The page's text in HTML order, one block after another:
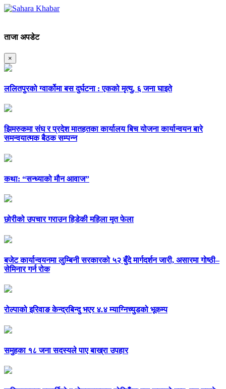
ताजा अपडेट
×
ललितपुरको ग्वार्कोमा बस दुर्घटना : एकको मृत्यु, ६ जना घाइते
झिमरुकमा संघ र प्रदेश मातहतका कार्यालय बिच योजना कार्यान्वयन बारे
समन्वयात्मक बैठक सम्पन्न
कथा: “सन्ध्याको मौन आवाज”
छोरीको उपचार गराउन हिडेकी महिला मृत फेला
बजेट कार्यान्वयनमा लुम्बिनी सरकारको ५२ बुँदे मार्गदर्शन जारी, असारमा गोष्ठी–
सेमिनार गर्न रोक
रोल्पाको इरिवाङ केन्द्रबिन्दु भएर ४.४ म्याग्निच्युडको भूकम्प
समुहका १८ जना सदस्यले पाए बाख्रा उपहार